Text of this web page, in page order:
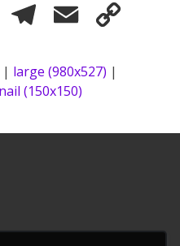
Twitter TelegramEmail
| large (980x527) |
(150x150)